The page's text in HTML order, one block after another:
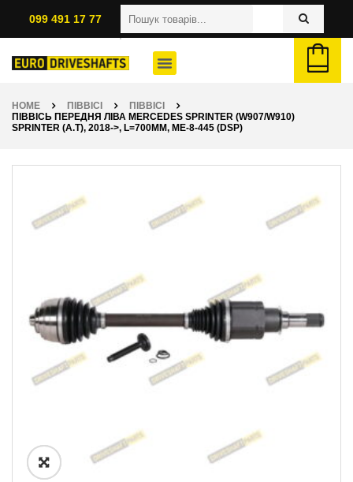
099 491 17 77
HOME ПІВВІСІ
ПІВВІСІ
ПІВВІСЬ ПЕРЕДНЯ ЛІВА MERCEDES SPRINTER (W907/W910)
SPRINTER (A.T), 2018->, L=700ММ, ME-8-445 (DSP)